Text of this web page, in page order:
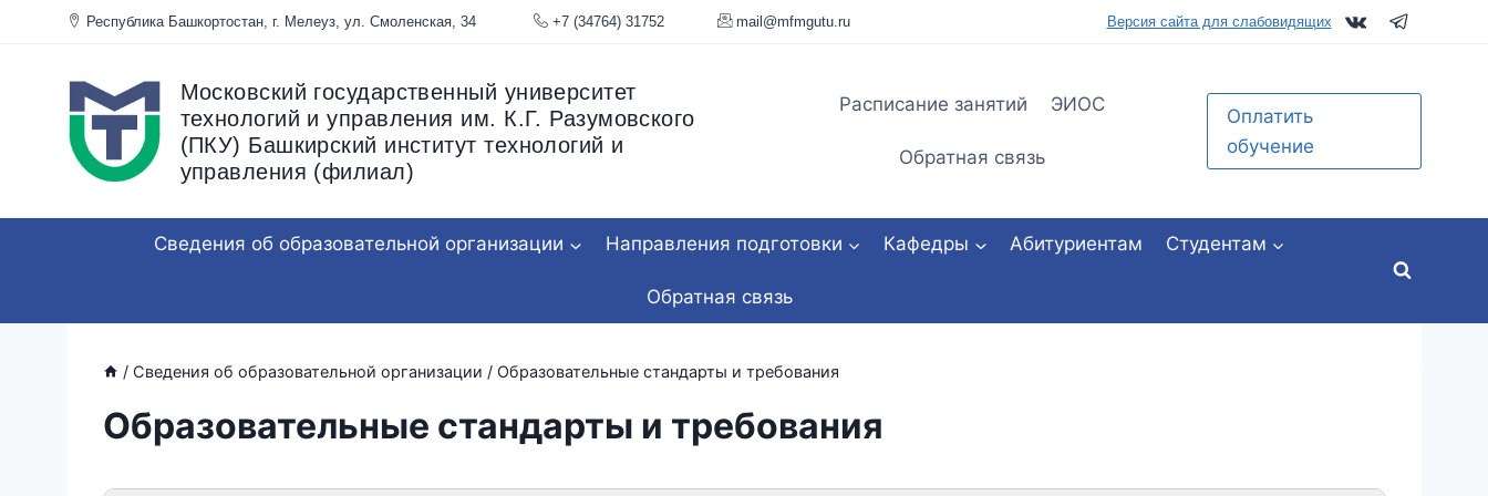
Перейти
Республика Башкортостан, г. Мелеуз, ул. Смоленская, 34 +7 (34764) 31752 mail@mfmgutu.ru Версия сайта для слабовидящих
Московский государственный университет
технологий и управления им. К.Г. Разумовского
(ПКУ) Башкирский институт технологий и
управления (филиал)
Расписание занятий ЭИОС
Обратная связь
Оплатить
обучение
Сведения об образовательной организации Направления подготовки Кафедры Абитуриентам Студентам
Обратная связь
/ Сведения об образовательной организации / Образовательные стандарты и требования
Образовательные стандарты и требования